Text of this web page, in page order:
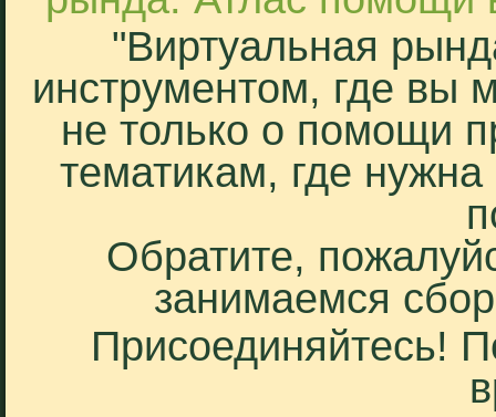
"Виртуальная
инструментом, где вы
не только о помощи
тематикам, где
Обратите,
занимаемся
Присоединяйтесь!